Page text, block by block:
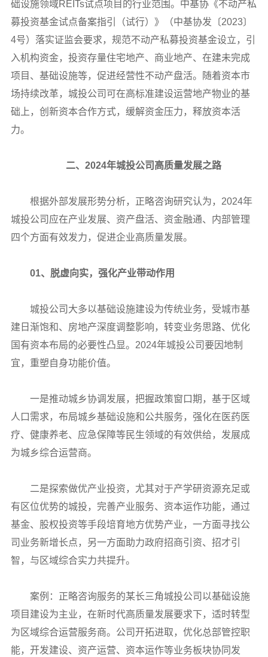
础设施领域REITs试点项目的行业范围。中基协《不动产私
募投资基金试点备案指引（试行）》（中基协发〔2023〕
4号）落实证监会要求，规范不动产私募投资基金设立，引
入机构资金，投资存量住宅地产、商业地产、在建未完成
项目、基础设施等，促进经营性不动产盘活。随着资本市
场持续改革，城投公司可在高标准建设运营地产物业的基
础上，创新资本合作方式，缓解资金压力，释放资本活
力。
二、2024年城投公司高质量发展之路
根据外部发展形势分析，正略咨询研究认为，2024年
城投公司应在产业发展、资产盘活、资金融通、内部管理
四个方面有效发力，促进企业高质量发展。
01、脱虚向实，强化产业带动作用
城投公司大多以基础设施建设为传统业务，受城市基
建日渐饱和、房地产深度调整影响，转变业务思路、优化
国有资本布局的必要性凸显。2024年城投公司要因地制
宜，重塑自身功能价值。
一是推动城乡协调发展，把握政策窗口期，基于区域
人口需求，布局城乡基础设施和公共服务，强化在医药医
疗、健康养老、应急保障等民生领域的有效供给，发展成
为城乡综合运营商。
二是探索做优产业投资，尤其对于产学研资源充足或
有区位优势的城投，完善产业服务、资本运作功能，通过
基金、股权投资等手段培育地方优势产业，一方面寻找公
司业务新增长点，另一方面助力政府招商引资、招才引
智，与区域综合实力共提升。
案例：正略咨询服务的某长三角城投公司以基础设施
项目建设为主业，在新时代高质量发展要求下，适时转型
为区域综合运营服务商。公司开拓进取，优化总部管控职
能，开发建设、资产运营、资本运作等业务板块协同发